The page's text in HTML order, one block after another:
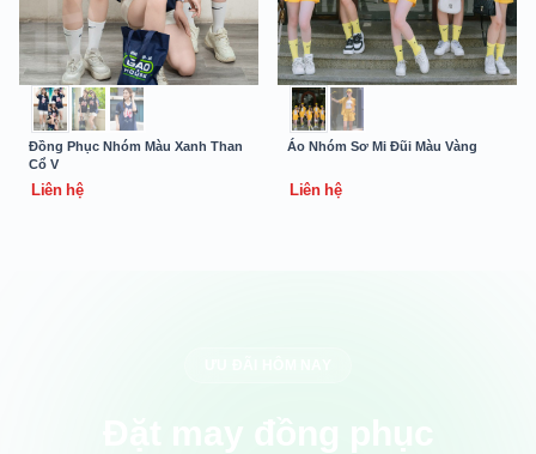
Đồng Phục Nhóm Màu Xanh Than
Cổ V
Liên hệ
Áo Nhóm Sơ Mi Đũi Màu Vàng
Liên hệ